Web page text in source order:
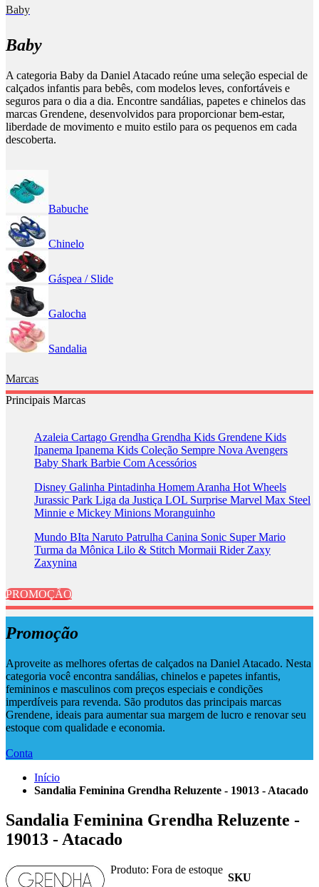
Baby
Baby
A categoria Baby da Daniel Atacado reúne uma seleção especial de
calçados infantis para bebês, com modelos leves, confortáveis e
seguros para o dia a dia. Encontre sandálias, papetes e chinelos das
marcas Grendene, desenvolvidos para proporcionar bem-estar,
liberdade de movimento e muito estilo para os pequenos em cada
descoberta.
Babuche
Chinelo
Gáspea / Slide
Galocha
Sandalia
Marcas
Principais Marcas
Azaleia Cartago Grendha Grendha Kids Grendene Kids
Ipanema Ipanema Kids Coleção Sempre Nova Avengers
Baby Shark Barbie Com Acessórios
Disney Galinha Pintadinha Homem Aranha Hot Wheels
Jurassic Park Liga da Justiça LOL Surprise Marvel Max Steel
Minnie e Mickey Minions Moranguinho
Mundo BIta Naruto Patrulha Canina Sonic Super Mario
Turma da Mônica Lilo & Stitch Mormaii Rider Zaxy
Zaxynina
PROMOÇÃO
Promoção
Aproveite as melhores ofertas de calçados na Daniel Atacado. Nesta
categoria você encontra sandálias, chinelos e papetes infantis,
femininos e masculinos com preços especiais e condições
imperdíveis para revenda. São produtos das principais marcas
Grendene, ideais para aumentar sua margem de lucro e renovar seu
estoque com qualidade e economia.
Conta
Início
Sandalia Feminina Grendha Reluzente - 19013 - Atacado
Sandalia Feminina Grendha Reluzente -
19013 - Atacado
Produto: Fora de estoque
SKU